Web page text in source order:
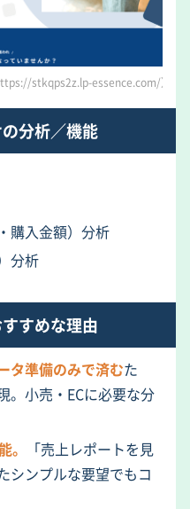
stkqps2z.lp-essence.com/）
分析／機能
購入金額）分析
分析
すめな理由
タ準備のみで済むた
。小売・ECに必要な分
。
「売上レポートを見
シンプルな要望でもコ